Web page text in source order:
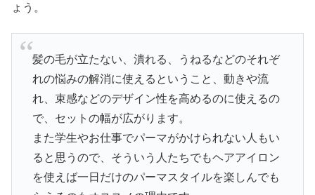
ょう。
髪の毛が立たない、潰れる、うねるなどのそれぞ
れの悩みの解消に使えるということ、動きや流
れ、束感などのデザイン性を高めるのに使えるの
で、セットの幅が広がります。
また学生やお仕事でパーマがかけられない人もい
ると思うので、そういう人たちでもヘアアイロン
を使えば一日だけのパーマスタイルを楽しんでも